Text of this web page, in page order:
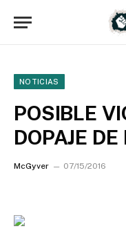
NOTICIAS
POSIBLE
DOPAJE
McGyver 07/15/2016